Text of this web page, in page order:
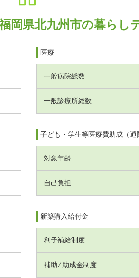
岡県北九州市の暮らし
医療
一般病院総数
一般診療所総数
子ども・学生等医療費助成（通
対象年齢
自己負担
新築購入給付金
利子補給制度
補助 ⁄ 助成金制度